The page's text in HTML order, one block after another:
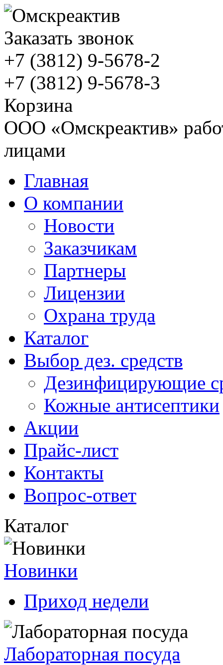
Заказать звонок
+7 (3812) 9-5678-2
+7 (3812) 9-5678-3
Корзина
ООО «Омскреактив»
лицами
Главная
О компании
Новости
Заказчикам
Партнеры
Лицензии
Охрана труда
Каталог
Выбор дез. средств
Дезинфицирующие
Кожные антисептики
Акции
Прайс-лист
Контакты
Вопрос-ответ
Каталог
Новинки
Приход недели
Лабораторная посуда